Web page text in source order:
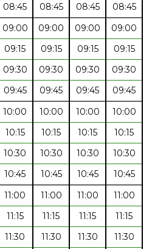
08:45 08:45 08:45
08:45
09:00 09:00 09:00
09:00
09:15 09:15 09:15
09:15
09:30 09:30 09:30
09:30
09:45 09:45 09:45
09:45
10:00 10:00 10:00
10:00
10:15 10:15 10:15
10:15
10:30 10:30 10:30
10:30
10:45 10:45 10:45
10:45
11:00 11:00 11:00
11:00
11:15 11:15 11:15
11:15
11:30 11:30 11:30
11:30